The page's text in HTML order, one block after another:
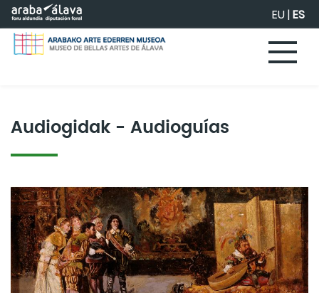
Saltar al contenido principal EU|ES
Audiogidak - Audioguías